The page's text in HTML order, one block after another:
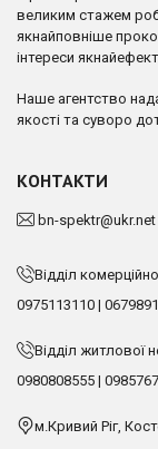
великим стажем
якнайповніше
інтереси
Наше агентство
якості та суворо
КОНТАКТИ
bn-spektr@ukr.net
Відділ
0975113110 |
Відділ житлової
0980808555 |
м.Кривий Ріг,